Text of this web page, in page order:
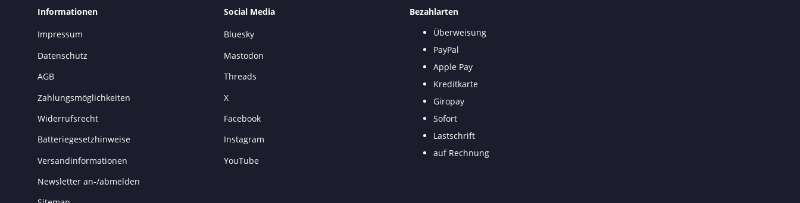
Informationen
Impressum
Datenschutz
AGB
Zahlungsmöglichkeiten
Widerrufsrecht
Batteriegesetzhinweise
Versandinformationen
Newsletter an-/abmelden
Social Media
Bluesky
Mastodon
Threads
X
Facebook
Instagram
YouTube
Bezahlarten
Überweisung
PayPal
Apple Pay
Kreditkarte
Giropay
Sofort
Lastschrift
auf Rechnung